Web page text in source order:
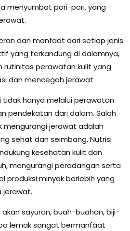
menyumbat pori-pori, yang
dan manfaat dari setiap jenis
yang terkandung di dalamnya,
rutinitas perawatan kulit yang
dan mencegah jerawat.
hanya melalui perawatan
pendekatan dari dalam. Salah
jerawat adalah
sehat dan seimbang. Nutrisi
kesehatan kulit dan
mengurangi peradangan serta
produksi minyak berlebih yang
jerawat.
sayuran, buah-buahan, biji-
lemak sangat bermanfaat